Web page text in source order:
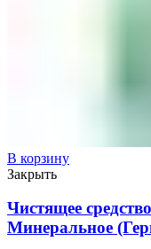
В корзину
Закрыть
Чистящее
Минеральное